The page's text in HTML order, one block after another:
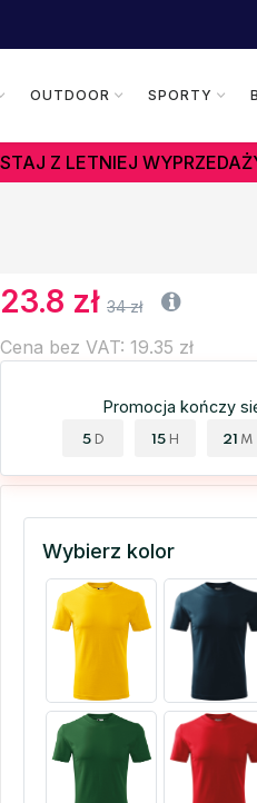
OUTDOOR SPORTY
Z LETNIEJ
23.8 zł 34 zł
Cena bez VAT: 19.35 zł
Promocja kończy
5 D 15 H 21 M
Wybierz kolor